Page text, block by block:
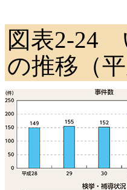
図表2-24
の推移（